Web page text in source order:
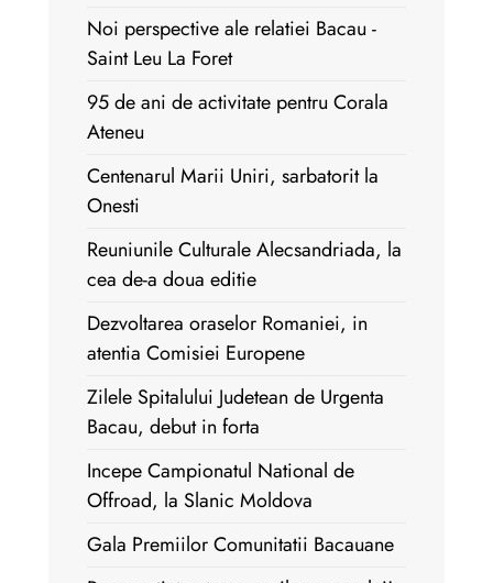
Noi perspective ale relatiei Bacau -
Saint Leu La Foret
95 de ani de activitate pentru Corala
Ateneu
Centenarul Marii Uniri, sarbatorit la
Onesti
Reuniunile Culturale Alecsandriada, la
cea de-a doua editie
Dezvoltarea oraselor Romaniei, in
atentia Comisiei Europene
Zilele Spitalului Judetean de Urgenta
Bacau, debut in forta
Incepe Campionatul National de
Offroad, la Slanic Moldova
Gala Premiilor Comunitatii Bacauane